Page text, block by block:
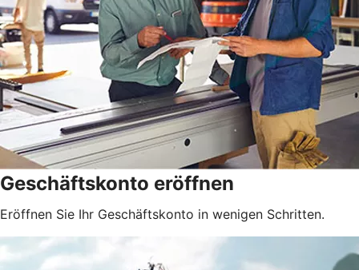
Geschäftskonto eröffnen
Eröffnen Sie Ihr Geschäftskonto in wenigen Schritten.